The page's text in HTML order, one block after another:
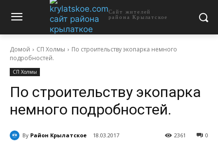
Сайт жителей
района Крылатское
Домой СП Холмы
По строительству экопарка немного
подробностей.
СП Холмы
По строительству экопарка
немного подробностей.
By Район Крылатское 18.03.2017 0
2361